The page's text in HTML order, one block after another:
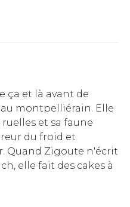
ça et là avant de
montpelliérain. Elle
et sa faune
du froid et
Quand Zigoute n'écrit
elle fait des cakes à